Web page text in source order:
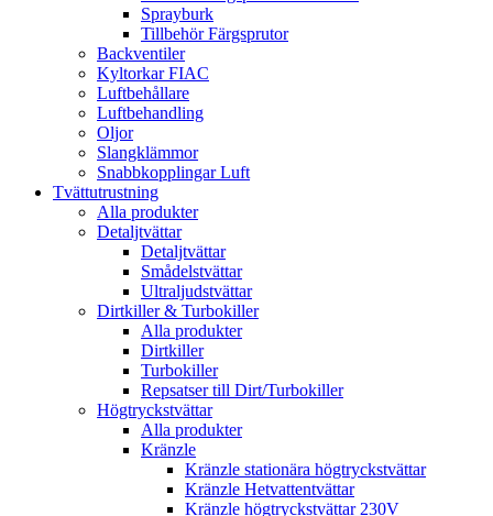
Sprayburk
Tillbehör Färgsprutor
Backventiler
Kyltorkar FIAC
Luftbehållare
Luftbehandling
Oljor
Slangklämmor
Snabbkopplingar Luft
Tvättutrustning
Alla produkter
Detaljtvättar
Detaljtvättar
Smådelstvättar
Ultraljudstvättar
Dirtkiller & Turbokiller
Alla produkter
Dirtkiller
Turbokiller
Repsatser till Dirt/Turbokiller
Högtryckstvättar
Alla produkter
Kränzle
Kränzle stationära högtryckstvättar
Kränzle Hetvattentvättar
Kränzle högtryckstvättar 230V